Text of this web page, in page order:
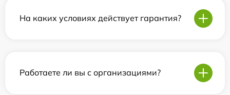
На каких условиях действует гарантия?
Работаете ли вы с организациями?